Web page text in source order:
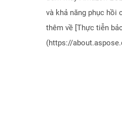
và khả năng phục hồi
thêm về [Thực tiễn
(https://